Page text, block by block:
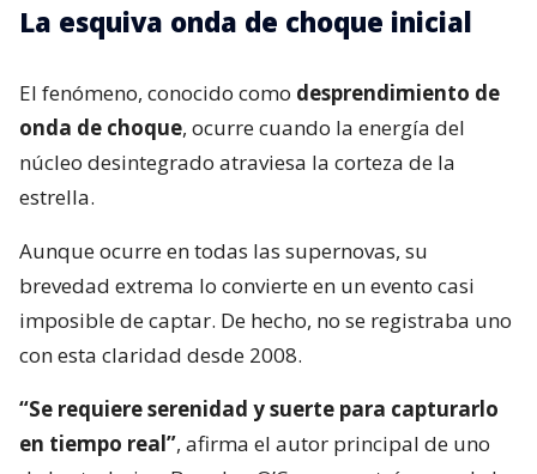
La esquiva onda de choque inicial
El fenómeno, conocido como desprendimiento de
onda de choque, ocurre cuando la energía del
núcleo desintegrado atraviesa la corteza de la
estrella.
Aunque ocurre en todas las supernovas, su
brevedad extrema lo convierte en un evento casi
imposible de captar. De hecho, no se registraba uno
con esta claridad desde 2008.
“Se requiere serenidad y suerte para capturarlo
en tiempo real”, afirma el autor principal de uno